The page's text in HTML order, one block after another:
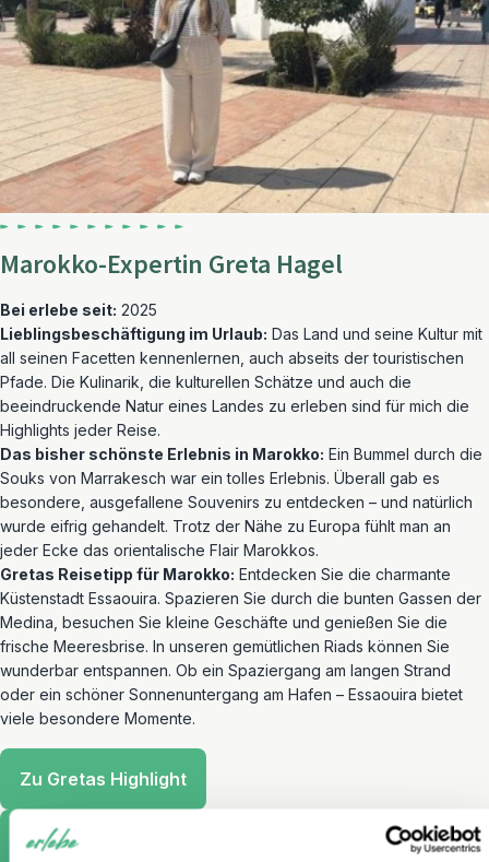
Marokko-Expertin Greta Hagel
Bei erlebe seit: 2025
Lieblingsbeschäftigung im Urlaub: Das Land und seine Kultur mit
all seinen Facetten kennenlernen, auch abseits der touristischen
Pfade. Die Kulinarik, die kulturellen Schätze und auch die
beeindruckende Natur eines Landes zu erleben sind für mich die
Highlights jeder Reise.
Das bisher schönste Erlebnis in Marokko: Ein Bummel durch die
Souks von Marrakesch war ein tolles Erlebnis. Überall gab es
besondere, ausgefallene Souvenirs zu entdecken – und natürlich
wurde eifrig gehandelt. Trotz der Nähe zu Europa fühlt man an
jeder Ecke das orientalische Flair Marokkos.
Gretas Reisetipp für Marokko: Entdecken Sie die charmante
Küstenstadt Essaouira. Spazieren Sie durch die bunten Gassen der
Medina, besuchen Sie kleine Geschäfte und genießen Sie die
frische Meeresbrise. In unseren gemütlichen Riads können Sie
wunderbar entspannen. Ob ein Spaziergang am langen Strand
oder ein schöner Sonnenuntergang am Hafen – Essaouira bietet
viele besondere Momente.
Zu Gretas Highlight
Vereinbaren Sie einen Termin